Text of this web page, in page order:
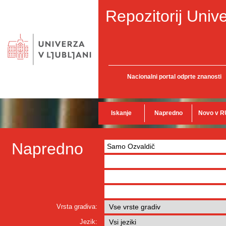
Repozitorij
Nacionalni portal odprte znanosti
Iskanje Napredno Novo v
Napredno
Vrsta gradiva:
Jezik: